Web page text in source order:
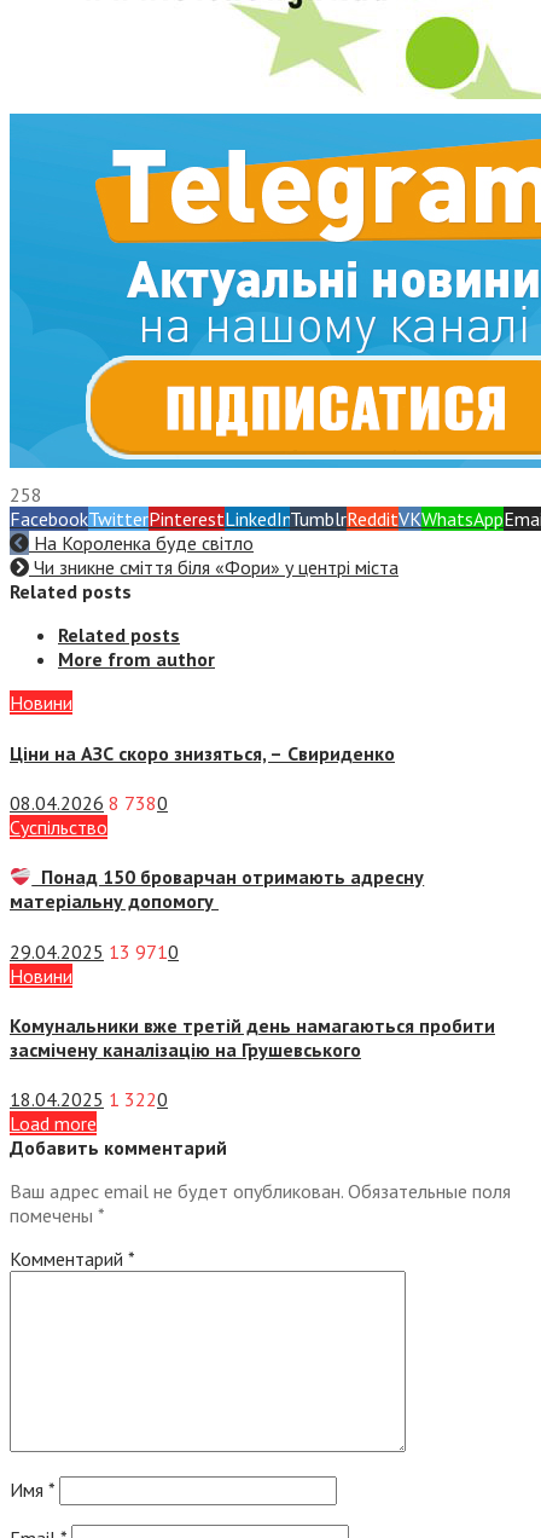
258
FacebookTwitterPinterestLinkedInTumblrRedditVKWhatsApp
На Короленка буде світло
Чи зникне сміття біля «Фори» у центрі міста
Related posts
Related posts
More from author
Новини
Ціни на АЗС скоро знизяться, – Свириденко
08.04.2026 8 7380
Суспiльство
Понад 150 броварчан отримають адресну
матеріальну допомогу
29.04.2025 13 9710
Новини
Комунальники вже третій день намагаються пробити
засмічену каналізацію на Грушевського
18.04.2025 1 3220
Load more
Добавить комментарий
Ваш адрес email не будет опубликован. Обязательные поля
помечены *
Комментарий *
Имя *